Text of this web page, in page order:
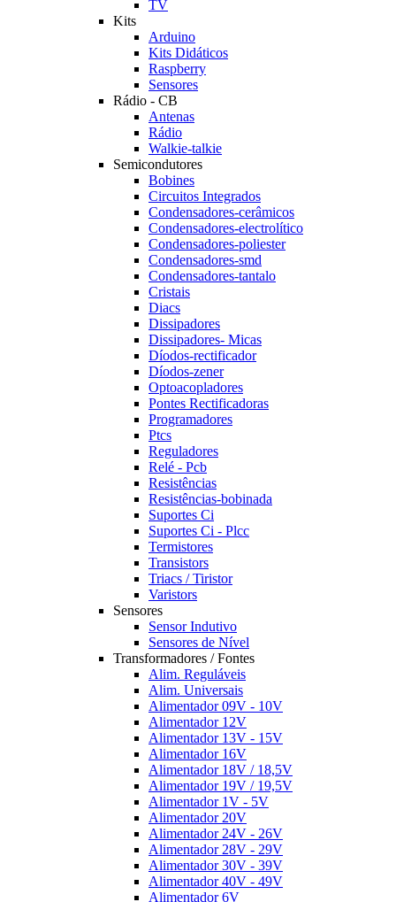
TV
Kits
Arduino
Kits Didáticos
Raspberry
Sensores
Rádio - CB
Antenas
Rádio
Walkie-talkie
Semicondutores
Bobines
Circuitos Integrados
Condensadores-cerâmicos
Condensadores-electrolítico
Condensadores-poliester
Condensadores-smd
Condensadores-tantalo
Cristais
Diacs
Dissipadores
Dissipadores- Micas
Díodos-rectificador
Díodos-zener
Optoacopladores
Pontes Rectificadoras
Programadores
Ptcs
Reguladores
Relé - Pcb
Resistências
Resistências-bobinada
Suportes Ci
Suportes Ci - Plcc
Termistores
Transistors
Triacs / Tiristor
Varistors
Sensores
Sensor Indutivo
Sensores de Nível
Transformadores / Fontes
Alim. Reguláveis
Alim. Universais
Alimentador 09V - 10V
Alimentador 12V
Alimentador 13V - 15V
Alimentador 16V
Alimentador 18V / 18,5V
Alimentador 19V / 19,5V
Alimentador 1V - 5V
Alimentador 20V
Alimentador 24V - 26V
Alimentador 28V - 29V
Alimentador 30V - 39V
Alimentador 40V - 49V
Alimentador 6V